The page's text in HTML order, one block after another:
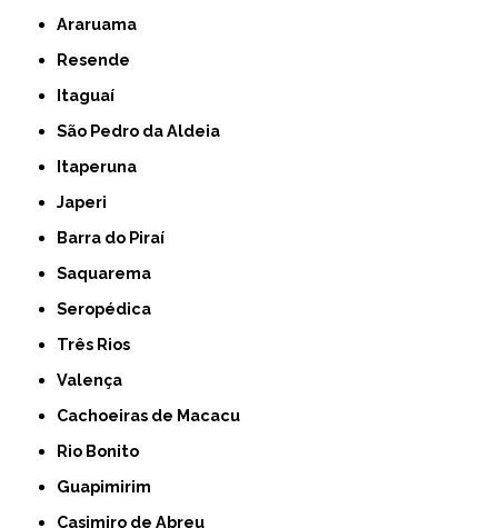
Araruama
Resende
Itaguaí
São Pedro da Aldeia
Itaperuna
Japeri
Barra do Piraí
Saquarema
Seropédica
Três Rios
Valença
Cachoeiras de Macacu
Rio Bonito
Guapimirim
Casimiro de Abreu